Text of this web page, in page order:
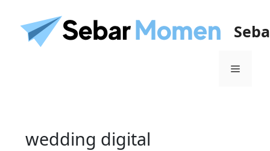
wedding digital